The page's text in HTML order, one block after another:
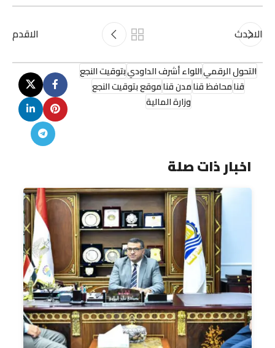
الاحدث الاقدم
التحول الرقمياللواء أشرف الداوديبتوقيت النجع
قنامحافظ قنامدن قناموقع بتوقيت النجع
وزارة المالية
اخبار ذات صلة